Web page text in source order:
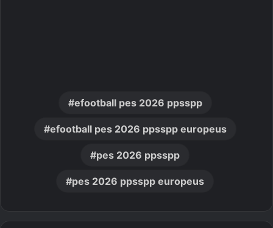
efootball pes 2026 ppsspp
efootball pes 2026 ppsspp europeus
pes 2026 ppsspp
pes 2026 ppsspp europeus